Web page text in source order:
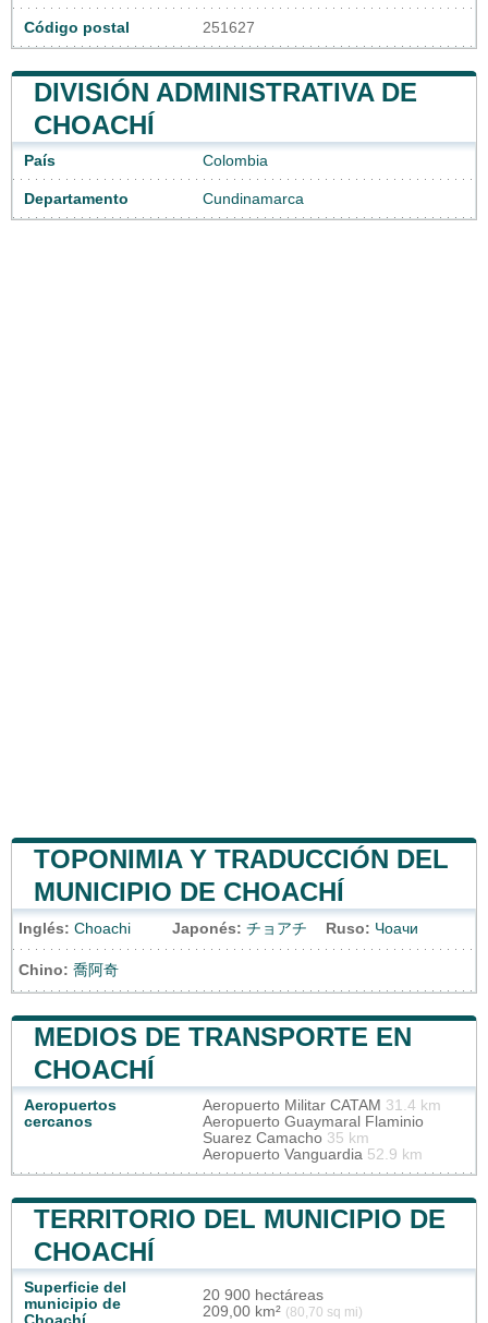
Código postal 251627
DIVISIÓN ADMINISTRATIVA DE
CHOACHÍ
País Colombia
Departamento Cundinamarca
TOPONIMIA Y TRADUCCIÓN DEL
MUNICIPIO DE CHOACHÍ
Inglés: Choachi Japonés: チョアチ Ruso: Чоачи
Chino: 喬阿奇
MEDIOS DE TRANSPORTE EN
CHOACHÍ
Aeropuertos
cercanos
Aeropuerto Militar CATAM 31.4 km
Aeropuerto Guaymaral Flaminio
Suarez Camacho 35 km
Aeropuerto Vanguardia 52.9 km
TERRITORIO DEL MUNICIPIO DE
CHOACHÍ
Superficie del
municipio de
20 900 hectáreas
209,00 km² (80,70 sq mi)